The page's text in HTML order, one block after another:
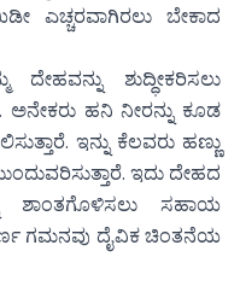
ಎಚ್ಚರವಾಗಿರಲು ಬೇಕಾದ
ಶುದ್ಧೀಕರಿಸಲು
ಅನೇಕರು ಹನಿ ನೀರನ್ನು ಕೂಡ
ಇನ್ನು ಕೆಲವರು ಹಣ್ಣು
ಇದು ದೇಹದ
ಶಾಂತಗೊಳಿಸಲು ಸಹಾಯ
ಗಮನವು ದೈವಿಕ ಚಿಂತನೆಯ